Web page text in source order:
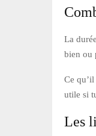
La
bien ou
Ce
utile si
Les